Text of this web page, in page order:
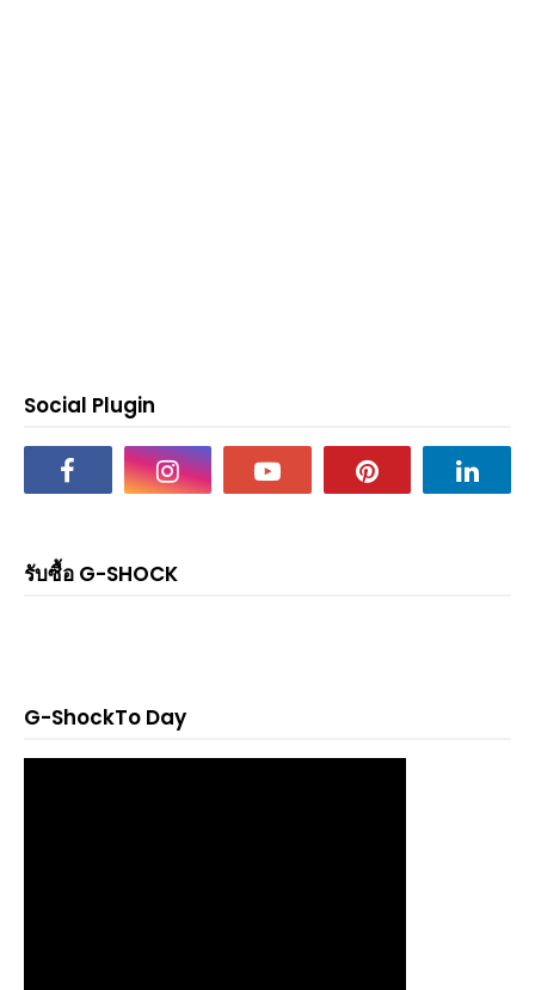
Social Plugin
รับซื้อ G-SHOCK
G-ShockTo Day